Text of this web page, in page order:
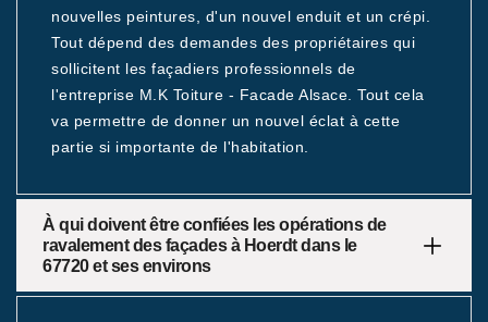
nouvelles peintures, d'un nouvel enduit et un crépi.
Tout dépend des demandes des propriétaires qui
sollicitent les façadiers professionnels de
l'entreprise M.K Toiture - Facade Alsace. Tout cela
va permettre de donner un nouvel éclat à cette
partie si importante de l'habitation.
À qui doivent être confiées les opérations de
ravalement des façades à Hoerdt dans le
67720 et ses environs